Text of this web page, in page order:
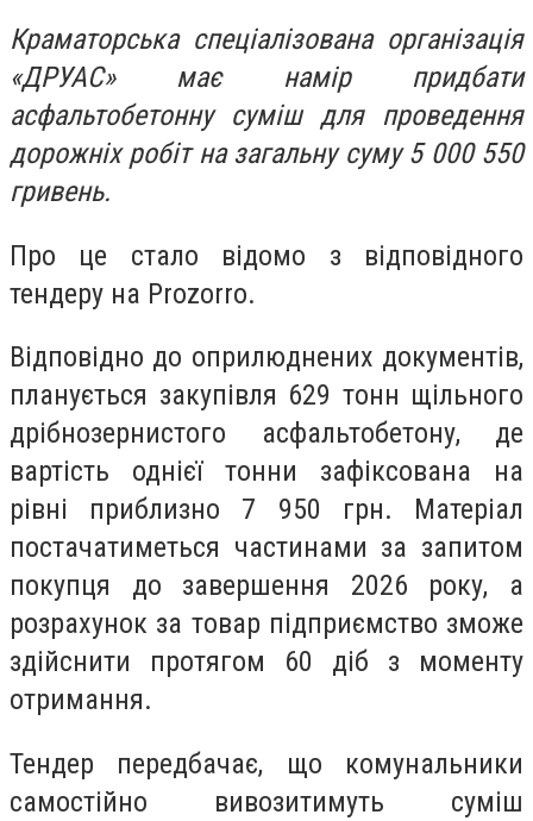
Краматорська спеціалізована організація
«ДРУАС» має намір придбати
асфальтобетонну суміш для проведення
дорожніх робіт на загальну суму 5 000 550
гривень.
Про це стало відомо з відповідного
тендеру на Prozorro.
Відповідно до оприлюднених документів,
планується закупівля 629 тонн щільного
дрібнозернистого асфальтобетону, де
вартість однієї тонни зафіксована на
рівні приблизно 7 950 грн. Матеріал
постачатиметься частинами за запитом
покупця до завершення 2026 року, а
розрахунок за товар підприємство зможе
здійснити протягом 60 діб з моменту
отримання.
Тендер передбачає, що комунальники
самостійно вивозитимуть суміш